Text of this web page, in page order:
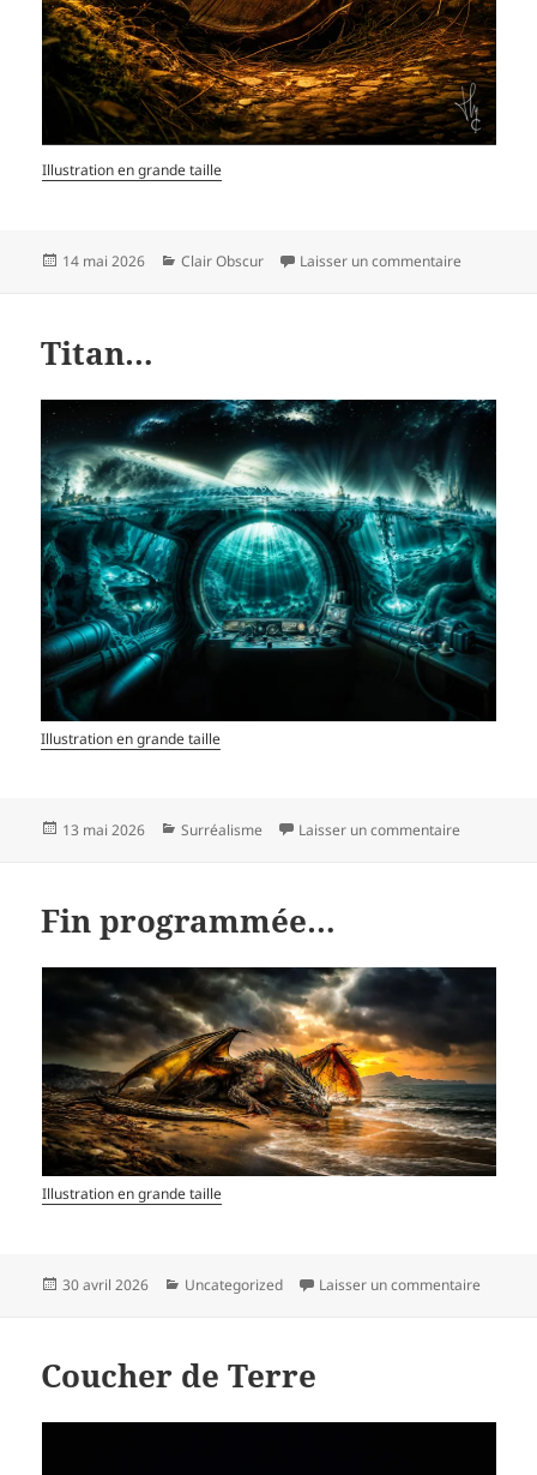
Illustration en grande taille
Publié
14 mai 2026 Catégories
Clair Obscur Laisser un commentaire
Titan…
Illustration en grande taille
Publié
13 mai 2026 Catégories
Surréalisme Laisser un commentaire
Fin programmée…
Illustration en grande taille
Publié
30 avril 2026 Catégories
Uncategorized Laisser un commentaire
Coucher de Terre